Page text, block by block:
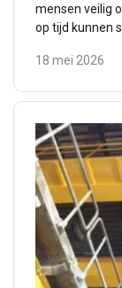
mensen veilig
op tijd kunnen
18 mei 2026